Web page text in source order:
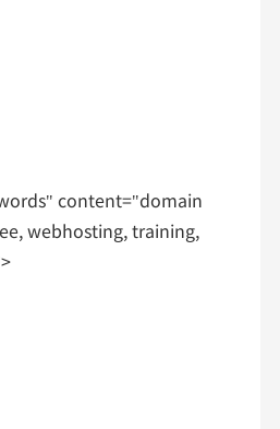
content="domain
webhosting, training,